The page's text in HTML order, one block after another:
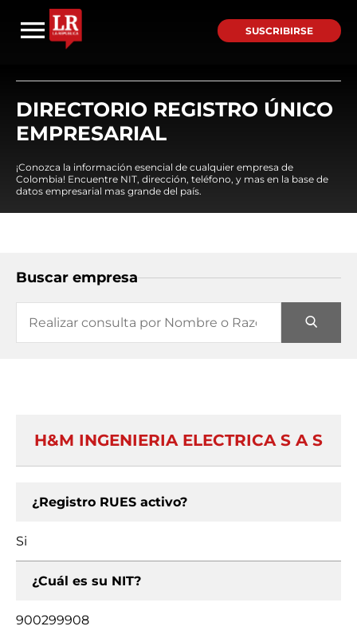
SUSCRIBIRSE
DIRECTORIO REGISTRO ÚNICO
EMPRESARIAL
¡Conozca la información esencial de cualquier empresa de
Colombia! Encuentre NIT, dirección, teléfono, y mas en la base de
datos empresarial mas grande del país.
Buscar empresa
H&M INGENIERIA ELECTRICA S A S
¿Registro RUES activo?
Si
¿Cuál es su NIT?
900299908